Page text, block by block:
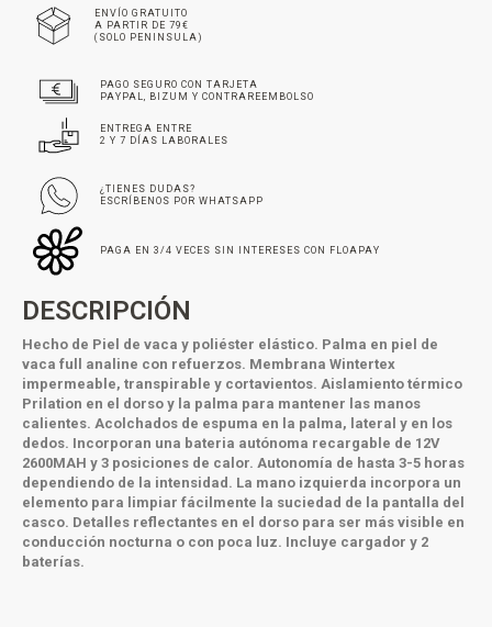
ENVÍO GRATUITO
A PARTIR DE 79€
(SOLO PENINSULA)
PAGO SEGURO CON TARJETA
PAYPAL, BIZUM Y CONTRAREEMBOLSO
ENTREGA ENTRE
2 Y 7 DÍAS LABORALES
¿TIENES DUDAS?
ESCRÍBENOS POR WHATSAPP
PAGA EN 3/4 VECES SIN INTERESES CON FLOAPAY
DESCRIPCIÓN
Hecho de Piel de vaca y poliéster elástico. Palma en piel de
vaca full analine con refuerzos. Membrana Wintertex
impermeable, transpirable y cortavientos. Aislamiento térmico
Prilation en el dorso y la palma para mantener las manos
calientes. Acolchados de espuma en la palma, lateral y en los
dedos. Incorporan una bateria autónoma recargable de 12V
2600MAH y 3 posiciones de calor. Autonomía de hasta 3-5 horas
dependiendo de la intensidad. La mano izquierda incorpora un
elemento para limpiar fácilmente la suciedad de la pantalla del
casco. Detalles reflectantes en el dorso para ser más visible en
conducción nocturna o con poca luz. Incluye cargador y 2
baterías.